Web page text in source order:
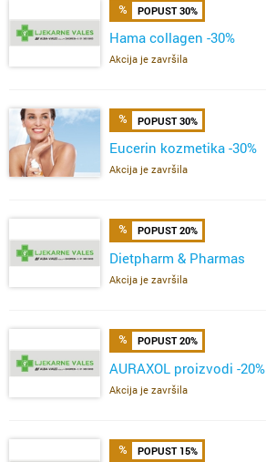
POPUST 30%
Hama collagen -30%
Akcija je završila
POPUST 30%
Eucerin kozmetika -30%
Akcija je završila
POPUST 20%
Dietpharm & Pharmas
Akcija je završila
POPUST 20%
AURAXOL proizvodi -20%
Akcija je završila
POPUST 15%